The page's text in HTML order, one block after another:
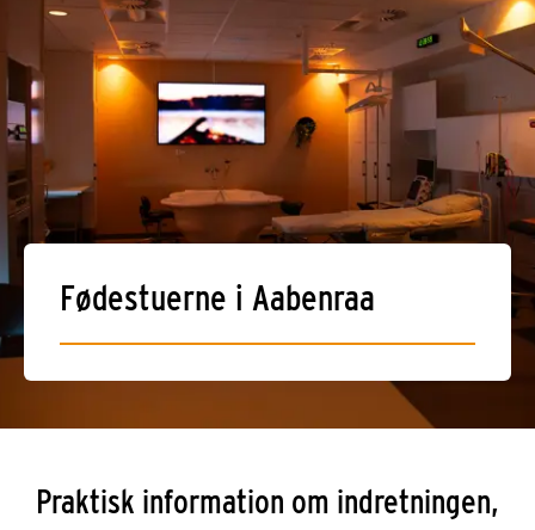
Fødestuerne i Aabenraa
Praktisk information om indretningen,